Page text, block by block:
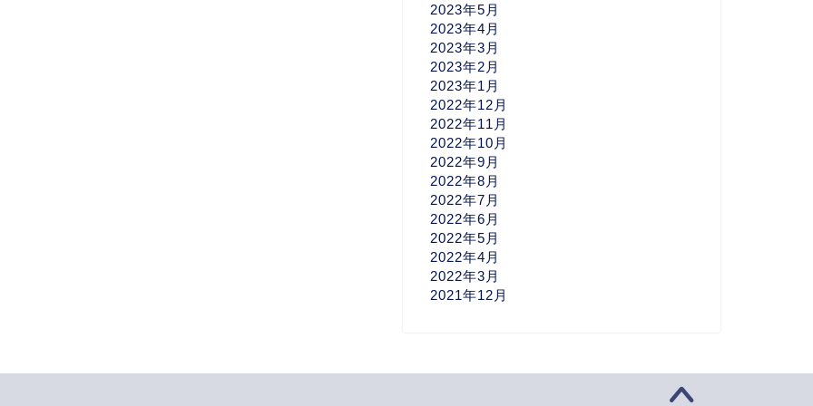
2023年5月
2023年4月
2023年3月
2023年2月
2023年1月
2022年12月
2022年11月
2022年10月
2022年9月
2022年8月
2022年7月
2022年6月
2022年5月
2022年4月
2022年3月
2021年12月